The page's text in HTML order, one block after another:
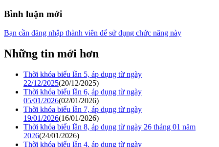
Bình luận mới
Bạn cần đăng nhập thành viên để sử dụng chức năng này
Những tin mới hơn
Thời khóa biểu lần 5, áp dụng từ ngày
22/12/2025(20/12/2025)
Thời khóa biểu lần 6, áp dụng từ ngày
05/01/2026(02/01/2026)
Thời khóa biểu lần 7, áp dụng từ ngày
19/01/2026(16/01/2026)
Thời khóa biểu lần 8, áp dụng từ ngày 26 tháng 01 năm
2026(24/01/2026)
Thời khóa biểu lần 4, áp dụng từ ngày